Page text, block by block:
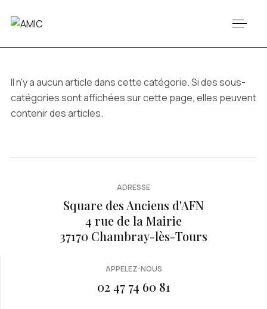
Il n'y a aucun article dans cette catégorie. Si des sous-
catégories sont affichées sur cette page, elles peuvent
contenir des articles.
ADRESSE
Square des Anciens d'AFN
4 rue de la Mairie
37170 Chambray-lès-Tours
APPELEZ-NOUS
02 47 74 60 81